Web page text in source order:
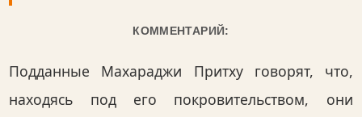
КОММЕНТАРИЙ:
Подданные Махараджи Притху говорят, что,
находясь под его покровительством, они